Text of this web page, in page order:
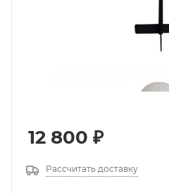
12 800 ₽
Рассчитать доставку